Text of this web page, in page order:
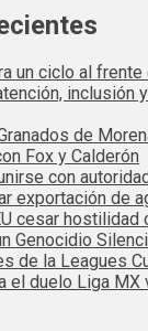
un ciclo al
inclusión
de
Fox y Calderón
con
exportación de
cesar hostilidad
Genocidio
de la Leagues
el duelo Liga MX